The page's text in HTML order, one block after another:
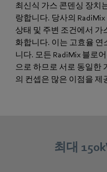
최신식 가스 콘덴싱 장치
랑합니다. 당사의
상태 및 주변 조건에서 가
화합니다. 이는 고효율
니다. 모든 RadiMix 블로
으로 하므로 서로 동일한
의 컨셉은 많은 이점을 제
최대